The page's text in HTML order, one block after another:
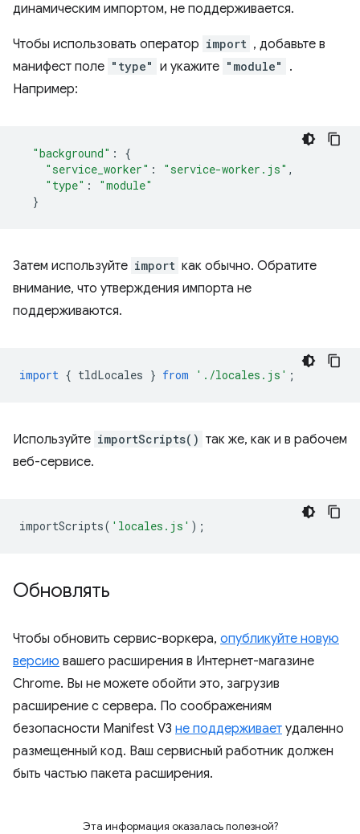
динамическим импортом, не поддерживается.
Чтобы использовать оператор import , добавьте в
манифест поле "type" и укажите "module"
.
Например:
"background" :
{
"service_worker" : "service-worker.js" ,
"type" :
"module"
}
Затем используйте import как обычно. Обратите
внимание, что утверждения импорта не
поддерживаются.
import { tldLocales } from './locales.js' ;
Используйте importScripts() так же, как и в рабочем
веб-сервисе.
importScripts( 'locales.js' );
Обновлять
Чтобы обновить сервис-воркера, опубликуйте новую
версию вашего расширения в Интернет-магазине
Chrome. Вы не можете обойти это, загрузив
расширение с сервера. По соображениям
безопасности Manifest V3 не поддерживает удаленно
размещенный код. Ваш сервисный работник должен
быть частью пакета расширения.
Эта информация оказалась полезной?